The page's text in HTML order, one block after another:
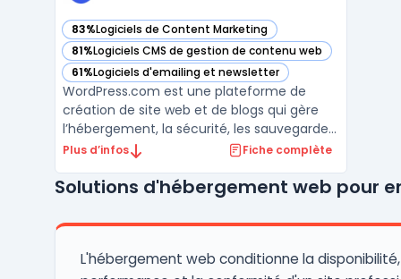
83%Logiciels de Content Marketing
— voir WordPress.com dans cette catégorie
81%Logiciels CMS de gestion de contenu web
— voir WordPress.com dans cette catégorie
61%Logiciels d'emailing et newsletter
— voir WordPress.com dans cette catégorie
WordPress.com est une plateforme de
création de site web et de blogs qui gère
l’hébergement, la sécurité, les sauvegardes
et la performance sans intervention
service s’adresse aux utilisateurs cherchant
préoccuper des ...
Plus d’infos Fiche complète
Solutions d'hébergement web pour
L'hébergement web conditionne la